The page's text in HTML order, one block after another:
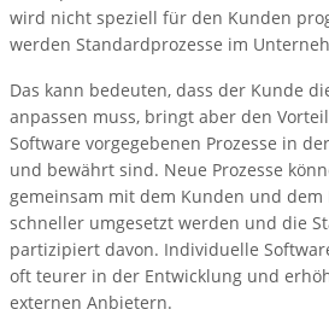
wird nicht speziell für den Kunden
werden Standardprozesse im
Das kann bedeuten, dass der Kunde
anpassen muss, bringt aber den
Software vorgegebenen Prozesse in
und bewährt sind. Neue Prozesse
gemeinsam mit dem Kunden und
schneller umgesetzt werden und die
partizipiert davon. Individuelle
oft teurer in der Entwicklung und
externen Anbietern.